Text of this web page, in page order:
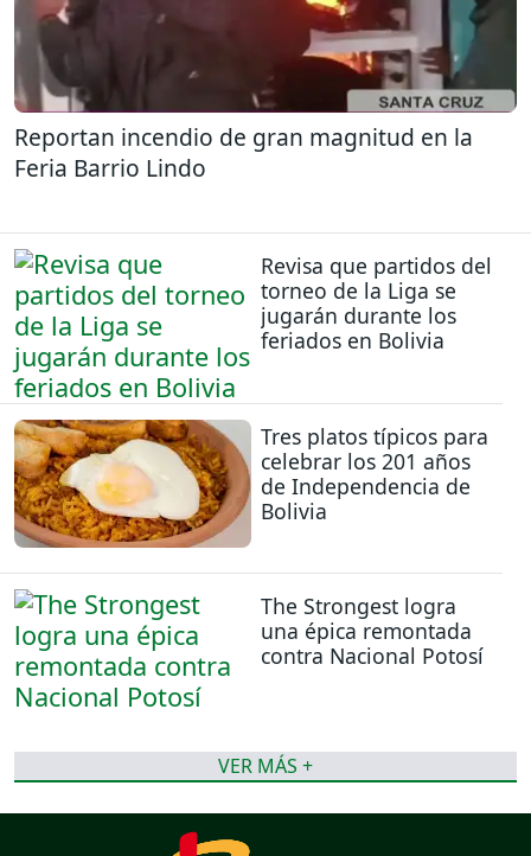
Reportan incendio de gran magnitud en la
Feria Barrio Lindo
Revisa que partidos del
torneo de la Liga se
jugarán durante los
feriados en Bolivia
Tres platos típicos para
celebrar los 201 años
de Independencia de
Bolivia
The Strongest logra
una épica remontada
contra Nacional Potosí
VER MÁS +